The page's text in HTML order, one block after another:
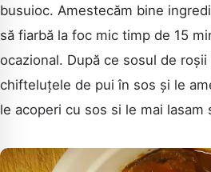
busuioc. Amestecăm bine
să fiarbă la foc mic timp de 15
ocazional. După ce sosul de
chifteluțele de pui în sos și le
le acoperi cu sos si le mai lasam